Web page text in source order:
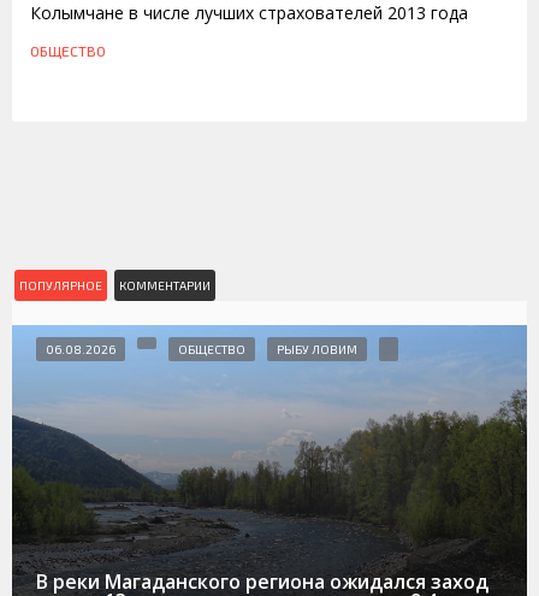
Колымчане в числе лучших страхователей 2013 года
ОБЩЕСТВО
ПОПУЛЯРНОЕ КОММЕНТАРИИ
В реки Магаданского региона ожидался заход
06.08.2026 ОБЩЕСТВО РЫБУ ЛОВИМ